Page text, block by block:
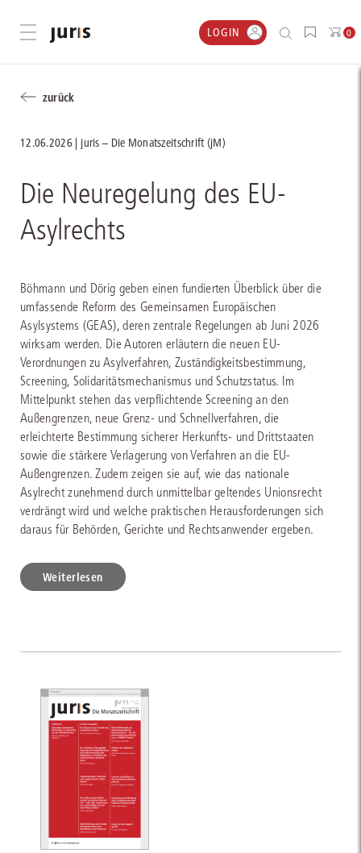
Menü öffnen LOGIN 0
zurück
12.06.2026 juris – Die Monatszeitschrift (jM)
Die Neuregelung des EU-
Asylrechts
Böhmann und Dörig geben einen fundierten Überblick über die
umfassende Reform des Gemeinsamen Europäischen
Asylsystems (GEAS), deren zentrale Regelungen ab Juni 2026
wirksam werden. Die Autoren erläutern die neuen EU-
Verordnungen zu Asylverfahren, Zuständigkeitsbestimmung,
Screening, Solidaritätsmechanismus und Schutzstatus. Im
Mittelpunkt stehen das verpflichtende Screening an den
Außengrenzen, neue Grenz- und Schnellverfahren, die
erleichterte Bestimmung sicherer Herkunfts- und Drittstaaten
sowie die stärkere Verlagerung von Verfahren an die EU-
Außengrenzen. Zudem zeigen sie auf, wie das nationale
Asylrecht zunehmend durch unmittelbar geltendes Unionsrecht
verdrängt wird und welche praktischen Herausforderungen sich
daraus für Behörden, Gerichte und Rechtsanwender ergeben.
Weiterlesen